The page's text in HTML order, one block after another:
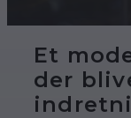
Et
der